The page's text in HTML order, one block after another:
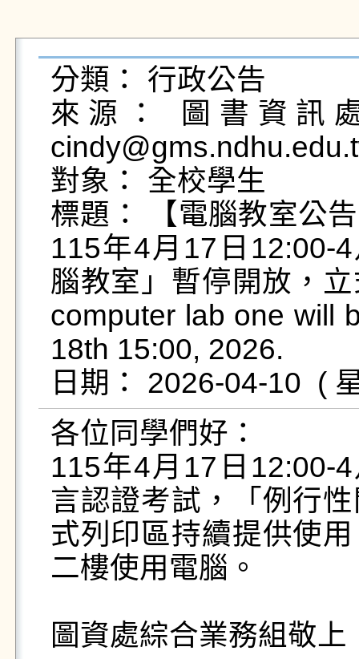
分類： 行政公告
來源： 圖書資訊
對象： 全校學生
標題： 【電腦教室公
115年4月17日12:00-
腦教室」暫停開放，
computer lab one will
18th 15:00, 2026.
各位同學們好：
115年4月17日12:00-
言認證考試，「例行
式列印區持續提供使
二樓使用電腦。
圖資處綜合業務組敬上